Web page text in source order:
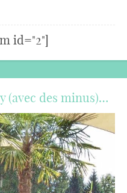
id="2"]
(avec des minus)…